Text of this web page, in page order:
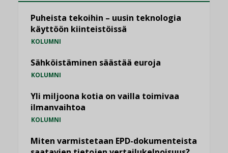
Puheista tekoihin – uusin teknologia
käyttöön kiinteistöissä
KOLUMNI
Sähköistäminen säästää euroja
KOLUMNI
Yli miljoona kotia on vailla toimivaa
ilmanvaihtoa
KOLUMNI
Miten varmistetaan EPD-dokumenteista